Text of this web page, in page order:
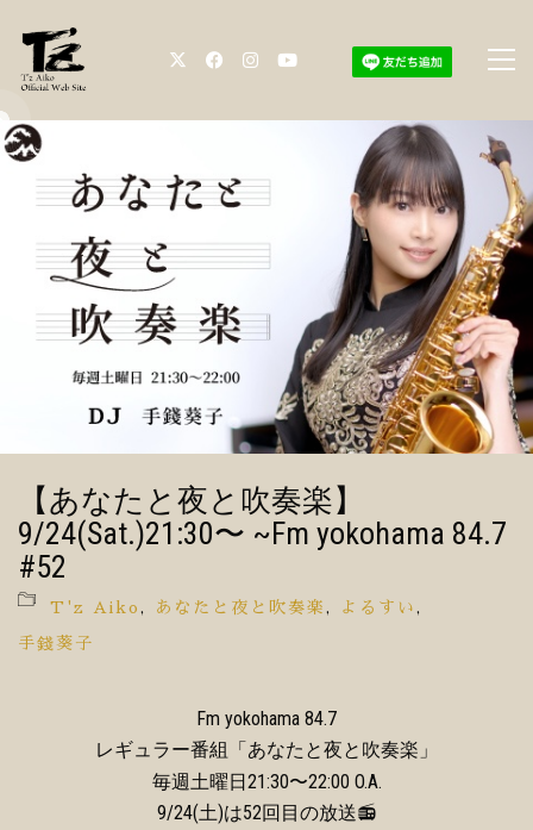
【あなたと夜と吹奏楽】
9/24(Sat.)21:30〜 ~Fm yokohama 84.7
#52
T'z Aiko , あなたと夜と吹奏楽 , よるすい ,
手錢葵子
Fm yokohama 84.7
レギュラー番組「あなたと夜と吹奏楽」
毎週土曜日21:30〜22:00 O.A.
9/24(土)は52回目の放送📻